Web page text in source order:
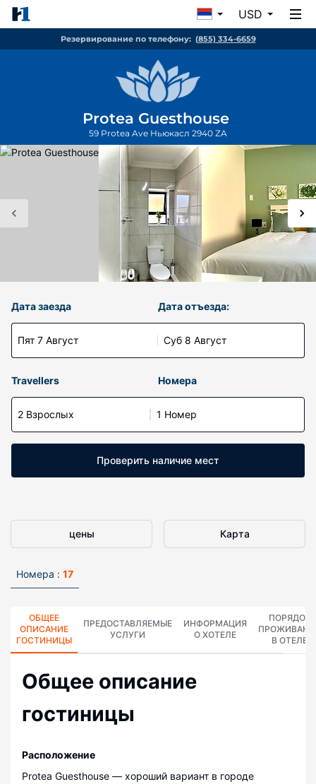
USD
Резервирование по телефону: (855) 334-6659
Protea Guesthouse
59 Protea Ave Ньюкасл 2940 ZA
Дата заезда
Пят 7 Август
Дата отъезда:
Суб 8 Август
Travellers Номера
2 Взрослых 1 Номер
Проверить наличие мест
цены Карта
Номера : 17
ОБЩЕЕ
ОПИСАНИЕ
ГОСТИНИЦЫ
ПРЕДОСТАВЛЯЕМЫЕ
УСЛУГИ
ИНФОРМАЦИЯ
О ХОТЕЛЕ
ПОРЯДОК
В ОТЕЛЕ
Общее описание
гостиницы
Pасположение
Protea Guesthouse — хороший вариант в городе